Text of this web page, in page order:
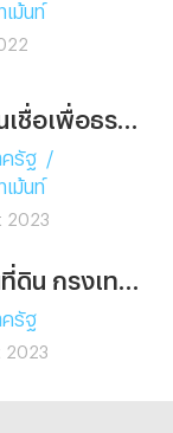
ม้นท์
ครัฐ
/
ม้นท์
2023
ครัฐ
2023